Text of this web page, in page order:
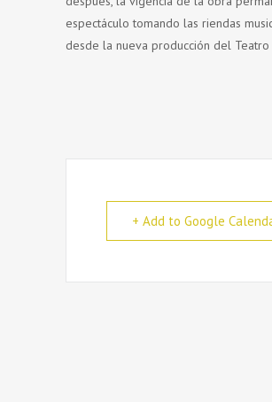
espectáculo tomando las riendas
desde la nueva producción del Teatro
+ Add to Google